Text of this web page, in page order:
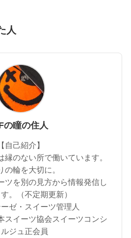
人
の瞳の住人
【自己紹介】
縁のない所で働いています。
の輪を大切に。
ツを別の見方から情報発信し
。（不定期更新）
ゼ・スイーツ管理人
スイーツ協会スイーツコンシ
ルジュ正会員